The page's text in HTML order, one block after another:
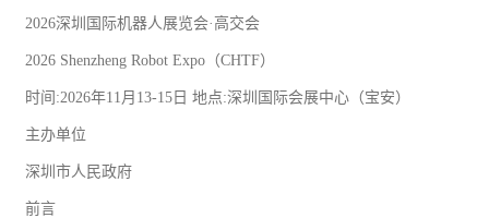
2026深圳国际机器人展览会·高交会
2026 Shenzheng Robot Expo（CHTF）
时间:2026年11月13-15日 地点:深圳国际会展中心（宝安）
主办单位
深圳市人民政府
前言